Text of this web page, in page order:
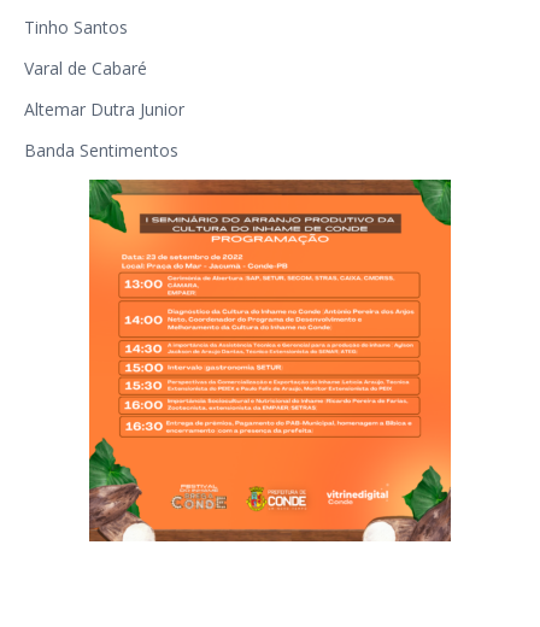
Tinho Santos
Varal de Cabaré
Altemar Dutra Junior
Banda Sentimentos